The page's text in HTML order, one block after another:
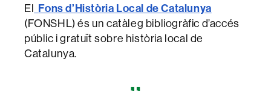
El Fons d’Història Local de Catalunya
(FONSHL) és un catàleg bibliogràfic d’accés
públic i gratuït sobre història local de
Catalunya.